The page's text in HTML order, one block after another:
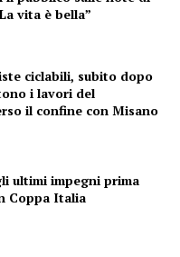
vita è bella”
ciclabili, subito dopo
i lavori del
il confine con Misano
ultimi impegni prima
Coppa Italia